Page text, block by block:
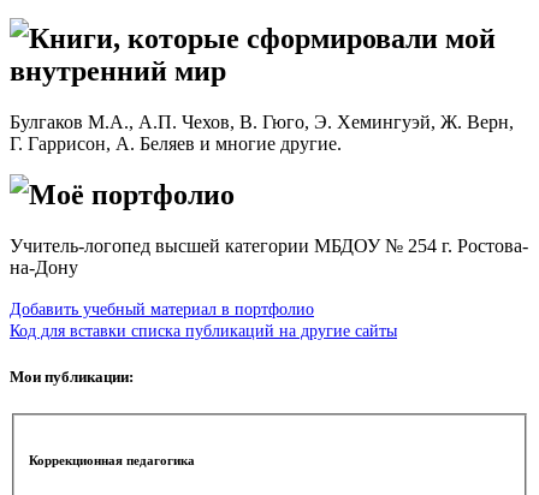
Книги, которые сформировали мой
внутренний мир
Булгаков М.А., А.П. Чехов, В. Гюго, Э. Хемингуэй, Ж. Верн,
Г. Гаррисон, А. Беляев и многие другие.
Моё портфолио
Учитель-логопед высшей категории МБДОУ № 254 г. Ростова-
на-Дону
Добавить учебный материал в портфолио
Код для вставки списка публикаций на другие сайты
Мои публикации:
Коррекционная педагогика